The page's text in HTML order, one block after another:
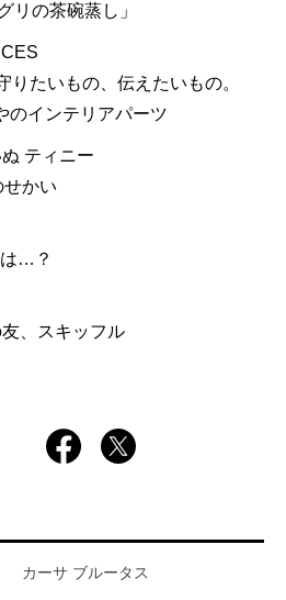
リの茶碗蒸し」
りたいもの、伝えたいもの。
のインテリアパーツ
ティニー
せかい
…？
、スキッフル
カーサ ブルータス